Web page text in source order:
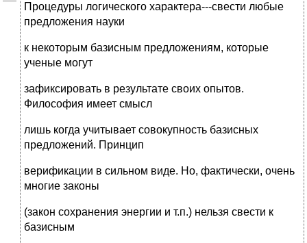
Процедуры логического характера---свести любые
предложения науки
к некоторым базисным предложениям, которые
ученые могут
зафиксировать в результате своих опытов.
Философия имеет смысл
лишь когда учитывает совокупность базисных
предложений. Принцип
верификации в сильном виде. Но, фактически, очень
многие законы
(закон сохранения энергии и т.п.) нельзя свести к
базисным